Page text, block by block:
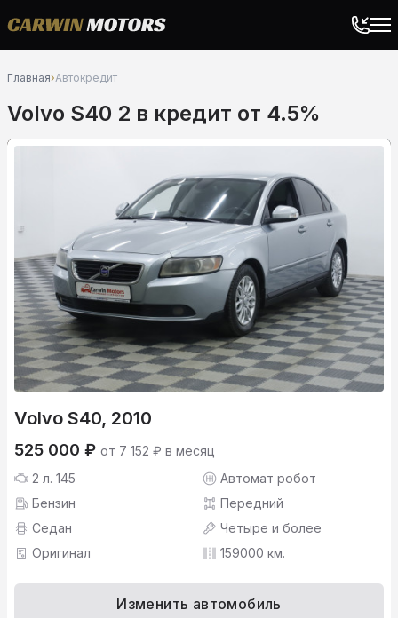
Главная›Автокредит
Volvo S40 2 в кредит от 4.5%
Volvo S40, 2010
525 000 ₽ от 7 152 ₽ в месяц
2 л. 145
Автомат робот
Бензин
Передний
Седан
Четыре и более
Оригинал
159000 км.
Изменить автомобиль